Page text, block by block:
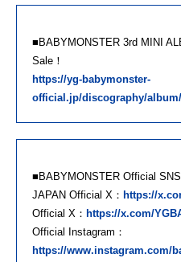
■BABYMONSTER 3rd MINI
Sale！
https://yg-babymonster-
official.jp/discography/
■BABYMONSTER Official SNS
JAPAN Official X： https://
Official X： https://x.com/
Official Instagram：
https://www.instagram.com/